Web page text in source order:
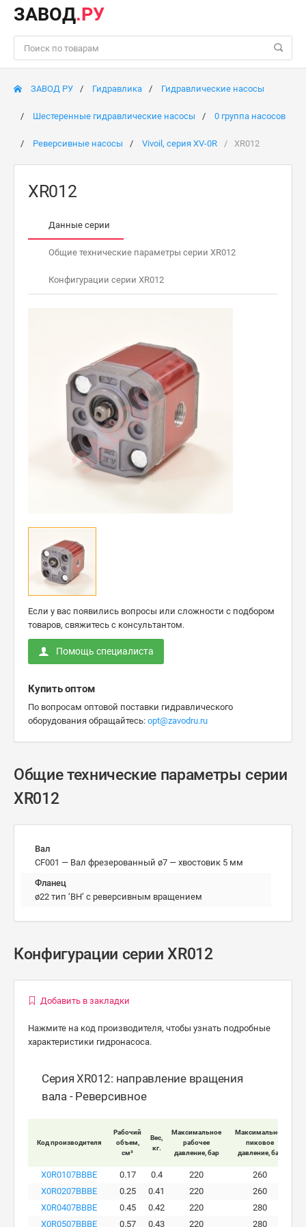
ЗАВОД.РУ
ЗАВОД РУ Гидравлика Гидравлические насосы
Шестеренные гидравлические насосы 0 группа насосов
Реверсивные насосы Vivoil, серия XV-0R XR012
XR012
Данные серии
Общие технические параметры серии XR012
Конфигурации серии XR012
Если у вас появились вопросы или сложности с подбором
товаров, свяжитесь с консультантом.
Помощь специалиста
Купить оптом
По вопросам оптовой поставки гидравлического
оборудования обращайтесь: opt@zavodru.ru
Общие технические параметры серии
XR012
Вал
CF001 — Вал фрезерованный ø7 — хвостовик 5 мм
Фланец
ø22 тип ‘BH’ с реверсивным вращением
Конфигурации серии XR012
Добавить в закладки
Нажмите на код производителя, чтобы узнать подробные
характеристики гидронасоса.
Серия XR012: направление вращения
вала - Реверсивное
Код производителя
Рабочий
объем,
см³
Вес,
кг.
Максимальное
рабочее
давление, бар
Максимальное
пиковое
давление, бар
X0R0107BBBE 0.17 0.4 220
260
X0R0207BBBE
0.25 0.41 220
260
X0R0407BBBE
0.45 0.42 220
280
X0R0507BBBE
0.57 0.43 220 280